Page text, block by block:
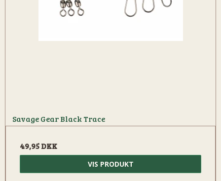
Savage Gear Black Trace
49,95 DKK
VIS PRODUKT